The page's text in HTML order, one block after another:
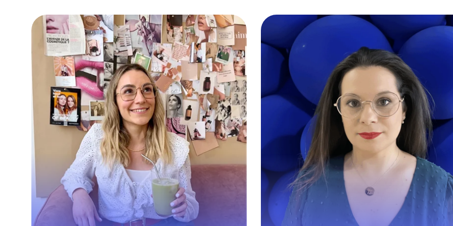
A partir de 2021, nous avons intégré
dans notre stratégie l’acquisition paid et
notamment l’influence avec des “Amies
de la marque.
Affilae s’est distinguée lors de
appel d’offres par le respect du
une capacité d’adaptation rapide
une collaboration de
permettant de dépasser
nos